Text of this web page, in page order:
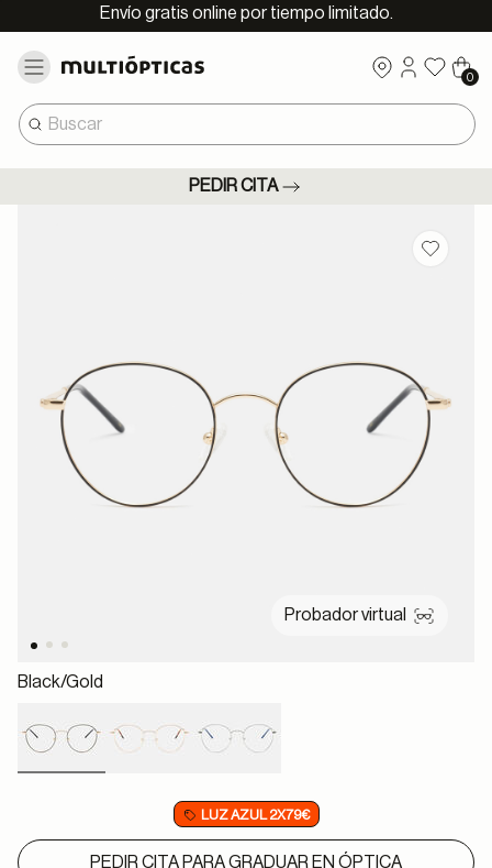
Envío gratis online por tiempo limitado.
0
PEDIR CITA
Probador virtual
Black/gold
LUZ AZUL 2X79€
PEDIR CITA PARA GRADUAR EN ÓPTICA